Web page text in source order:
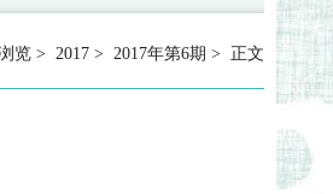
览 > 2017 > 2017年第6期 > 正文